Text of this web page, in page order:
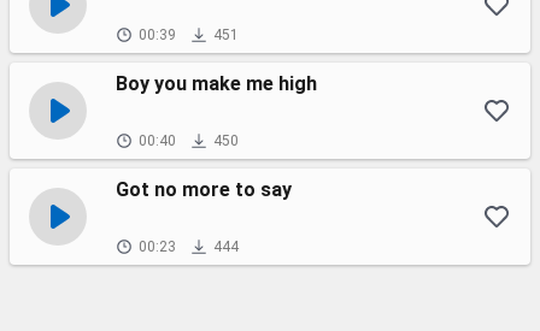
00:39 451
Boy you make me high
00:40 450
Got no more to say
00:23 444